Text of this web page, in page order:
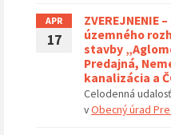
APR
17
ZVEREJNENIE
územného
stavby
Predajná,
kanalizácia a
Celodenná udalosť
vObecný úrad